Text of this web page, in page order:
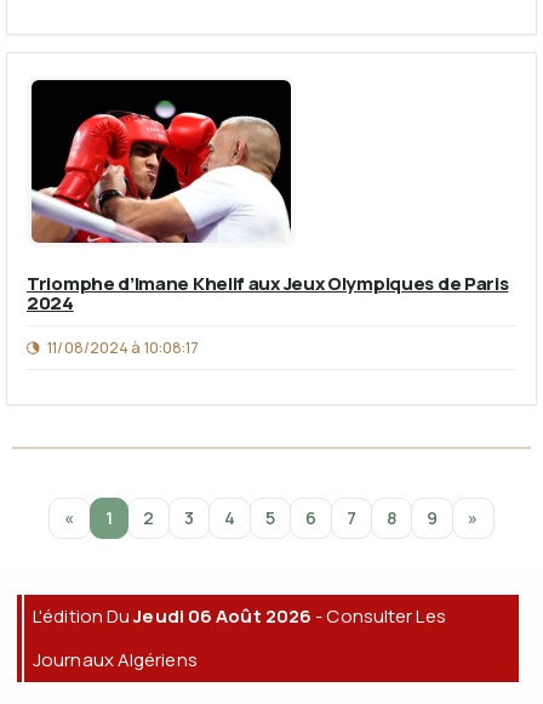
Triomphe d’Imane Khelif aux Jeux Olympiques de Paris
2024
11/08/2024 à 10:08:17
« 1 2 3 4 5 6 7 8 9 »
L'édition DuJeudi 06 Août 2026 - Consulter Les
Journaux Algériens